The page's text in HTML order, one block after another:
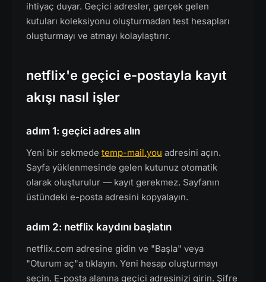
ihtiyaç duyar. Geçici adresler, gerçek gelen
kutuları koleksiyonu oluşturmadan test hesapları
oluşturmayı ve atmayı kolaylaştırır.
netflix'e geçici e-postayla kayıt
akışı nasıl işler
adım 1: geçici adres alın
Yeni bir sekmede temp-mail.you adresini açın.
Sayfa yüklenmesinde gelen kutunuz otomatik
olarak oluşturulur — kayıt gerekmez. Sayfanın
üstündeki e-posta adresini kopyalayın.
adım 2: netflix kaydını başlatın
netflix.com adresine gidin ve "Başla" veya
"Oturum aç"a tıklayın. Yeni hesap oluşturmayı
seçin. E-posta alanına geçici adresinizi girin. Şifre